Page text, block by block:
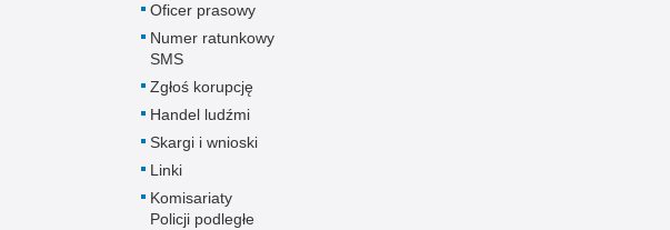
Oficer prasowy
Numer ratunkowy
SMS
Zgłoś korupcję
Handel ludźmi
Skargi i wnioski
Linki
Komisariaty
Policji podległe